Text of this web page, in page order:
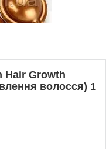
Hair Growth
волосся) 1